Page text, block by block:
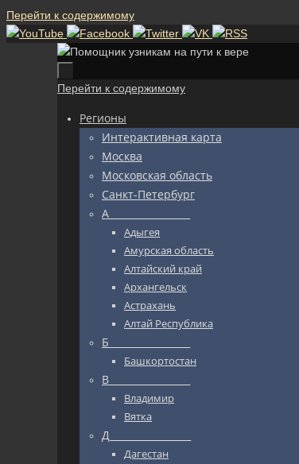
Перейти к содержимому
Перейти к содержимому
Регионы
Интерактивная карта
Москва
Московская область
Санкт-Петербург
А_________________
Адыгея
Амурская область
Алтайский край
Архангельск
Астрахань
Алтай Республика
Б_________________
Башкортостан
В_________________
Владимир
Вятка
Д_________________
Дагестан